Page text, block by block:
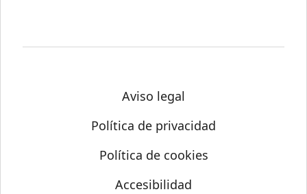
Aviso legal
Política de privacidad
Política de cookies
Accesibilidad